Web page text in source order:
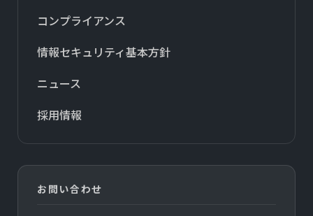
コンプライアンス
情報セキュリティ基本方針
ニュース
採用情報
お問い合わせ